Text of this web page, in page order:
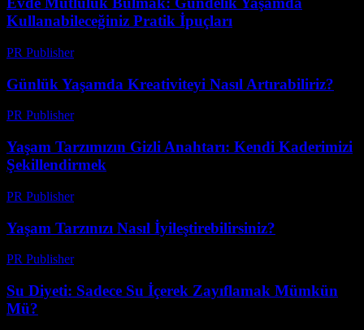
Kullanabileceğiniz Pratik İpuçları
PR Publisher-
Günlük Yaşamda Kreativiteyi Nasıl Artırabiliriz?
PR Publisher-
Yaşam Tarzımızın Gizli Anahtarı: Kendi Kaderimizi
Şekillendirmek
PR Publisher-
Yaşam Tarzınızı Nasıl İyileştirebilirsiniz?
PR Publisher-
Su Diyeti: Sadece Su İçerek Zayıflamak Mümkün
Mü?